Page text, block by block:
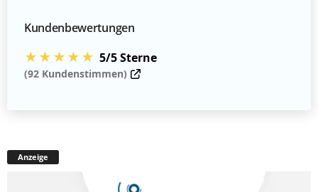
Kundenbewertungen
★★★★★ 5/5 Sterne
(92 Kundenstimmen)
Anzeige